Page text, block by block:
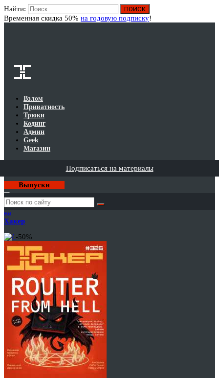
Найти:
Временная скидка 50% на годовую подписку!
Взлом
Приватность
Трюки
Кодинг
Админ
Geek
Магазин
Подписаться на материалы
Выпуски
Годовая
подписка
на
Хакер
-50%